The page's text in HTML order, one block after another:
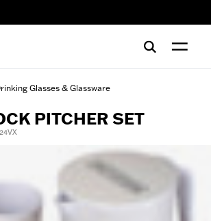
Glasses & Glassware
PITCHER SET